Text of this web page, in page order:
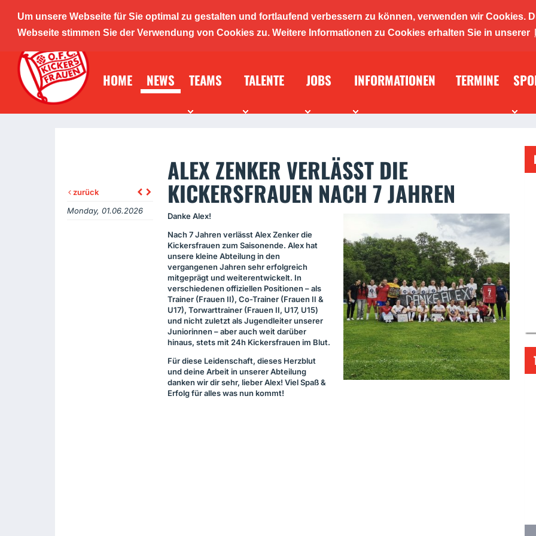
Um unsere Webseite für Sie optimal zu gestalten und fortlaufend verbessern zu können, verwenden wir Cookies.
Webseite stimmen Sie der Verwendung von Cookies zu. Weitere Informationen zu Cookies erhalten Sie in unserer
O.F.C. Kickers
Mädchen-/
HOME NEWS TEAMS TALENTE JOBS INFORMATIONEN TERMINE
ALEX ZENKER VERLÄSST DIE
KICKERSFRAUEN NACH 7 JAHREN
Danke Alex!
Nach 7 Jahren verlässt Alex Zenker die
Kickersfrauen zum Saisonende. Alex hat
unsere kleine Abteilung in den
vergangenen Jahren sehr erfolgreich
mitgeprägt und weiterentwickelt. In
verschiedenen offiziellen Positionen – als
Trainer (Frauen II), Co-Trainer (Frauen II &
U17), Torwarttrainer (Frauen II, U17, U15)
und nicht zuletzt als Jugendleiter unserer
Juniorinnen – aber auch weit darüber
hinaus, stets mit 24h Kickersfrauen im Blut.
Für diese Leidenschaft, dieses Herzblut
und deine Arbeit in unserer Abteilung
danken wir dir sehr, lieber Alex! Viel Spaß &
Erfolg für alles was nun kommt!
zurück
Monday, 01.06.2026